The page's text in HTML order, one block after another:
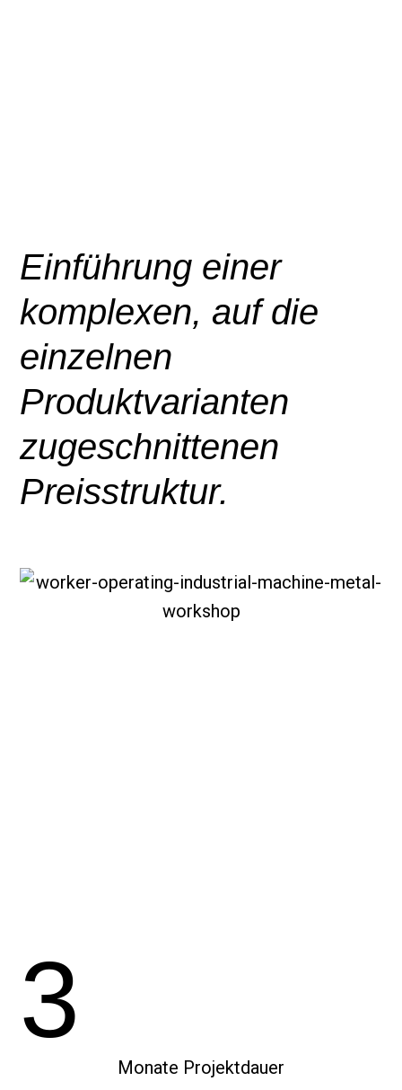
Einführung einer
komplexen, auf die
einzelnen
Produktvarianten
zugeschnittenen
Preisstruktur.
3
Monate Projektdauer